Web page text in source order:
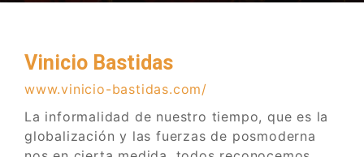
Vinicio Bastidas
www.vinicio-bastidas.com/
La informalidad de nuestro tiempo, que es la
globalización y las fuerzas de posmoderna